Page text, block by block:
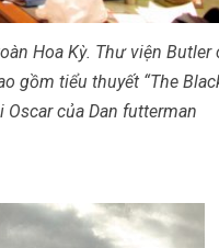
Hoa Kỳ. Thư viện Butler
gồm tiểu thuyết “The
của Dan futterman